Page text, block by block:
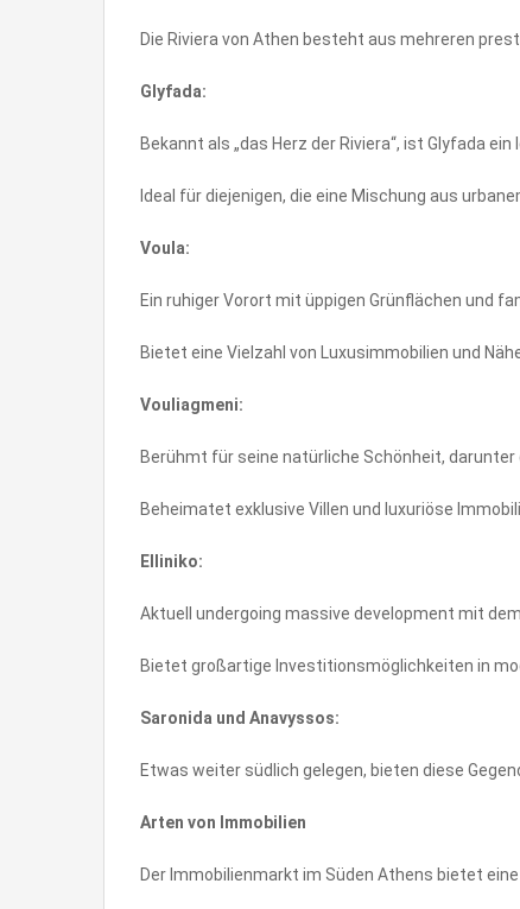
Die Riviera von Athen besteht aus mehreren
Glyfada:
Bekannt als „das Herz der Riviera“, ist Glyfada
Ideal für diejenigen, die eine Mischung aus
Voula:
Ein ruhiger Vorort mit üppigen Grünflächen und
Bietet eine Vielzahl von Luxusimmobilien und
Vouliagmeni:
Berühmt für seine natürliche Schönheit,
Beheimatet exklusive Villen und luxuriöse
Elliniko:
Aktuell undergoing massive development mit
Bietet großartige Investitionsmöglichkeiten in
Saronida und Anavyssos:
Etwas weiter südlich gelegen, bieten diese
Arten von Immobilien
Der Immobilienmarkt im Süden Athens bietet